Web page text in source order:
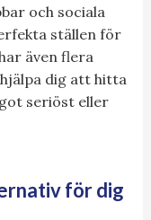
och sociala
ställen för
även flera
dig att hitta
seriöst eller
för dig